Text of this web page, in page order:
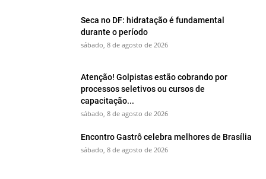
Seca no DF: hidratação é fundamental
durante o período
sábado, 8 de agosto de 2026
Atenção! Golpistas estão cobrando por
processos seletivos ou cursos de
capacitação...
sábado, 8 de agosto de 2026
Encontro Gastrô celebra melhores de Brasília
sábado, 8 de agosto de 2026